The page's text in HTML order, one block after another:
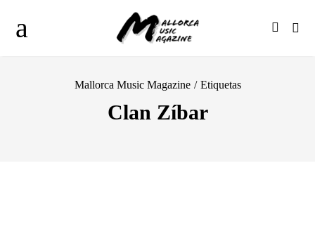
Mallorca Music Magazine / Etiquetas
Clan Zíbar